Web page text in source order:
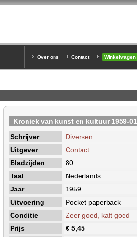
Over ons
Contact Winkelwagen
Kroniek van kunst en kultuur 1959-01
Schrijver
Diversen
Uitgever
Contact
Bladzijden
80
Taal
Nederlands
Jaar
1959
Uitvoering
Pocket paperback
Conditie
Zeer goed, kaft goed
Prijs
€ 5,45